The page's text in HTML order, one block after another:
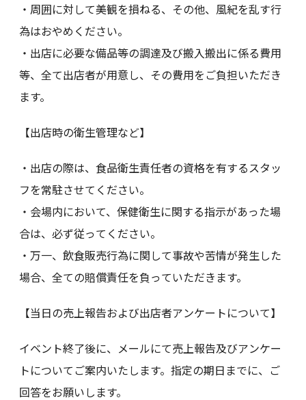
・周囲に対して美観を損ねる、その他、風紀を乱す行
為はおやめください。
・出店に必要な備品等の調達及び搬入搬出に係る費用
等、全て出店者が用意し、その費用をご負担いただき
ます。
【出店時の衛生管理など】
・出店の際は、食品衛生責任者の資格を有するスタッ
フを常駐させてください。
・会場内において、保健衛生に関する指示があった場
合は、必ず従ってください。
・万一、飲食販売行為に関して事故や苦情が発生した
場合、全ての賠償責任を負っていただきます。
【当日の売上報告および出店者アンケートについて】
イベント終了後に、メールにて売上報告及びアンケー
トについてご案内いたします。指定の期日までに、ご
回答をお願いします。